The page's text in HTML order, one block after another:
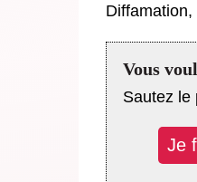
Vous
Sautez le
Je